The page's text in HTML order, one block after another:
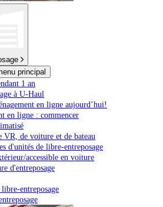
principal
1 an
à U-Haul
en ligne aujourd’hui!
en ligne : commencer
VR, de voiture et de bateau
d'unités de libre-entreposage
accessible en voiture
d'entreposage
entreposage